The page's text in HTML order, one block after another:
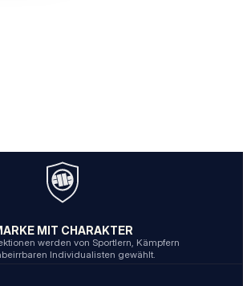
MIT CHARAKTER
werden von Sportlern, Kämpfern
Individualisten gewählt.